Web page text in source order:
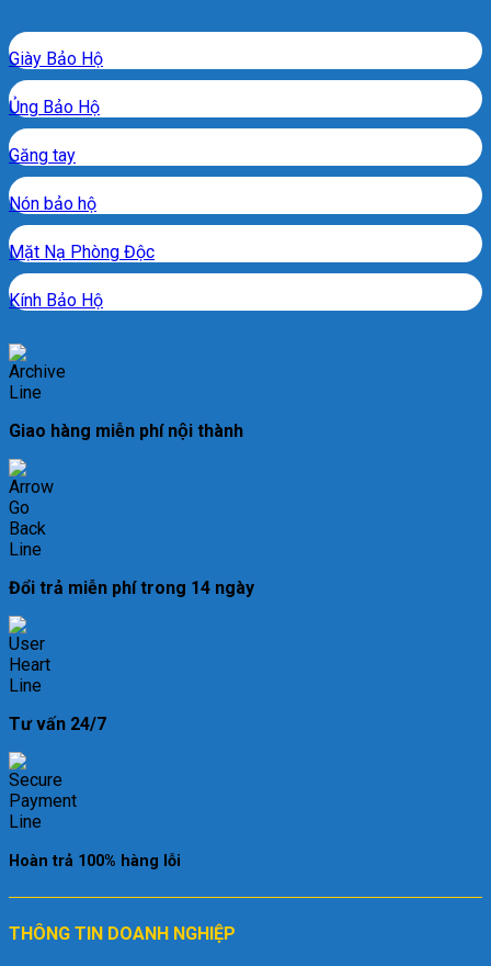
Giày Bảo Hộ
Ủng Bảo Hộ
Găng tay
Nón bảo hộ
Mặt Nạ Phòng Độc
Kính Bảo Hộ
Giao hàng miễn phí nội thành
Đổi trả miễn phí trong 14 ngày
Tư vấn 24/7
Hoàn trả 100% hàng lỗi
THÔNG TIN DOANH NGHIỆP